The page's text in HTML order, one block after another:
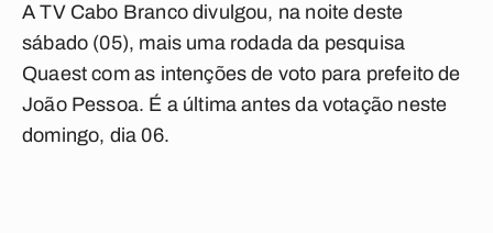
A TV Cabo Branco divulgou, na noite deste
sábado (05), mais uma rodada da pesquisa
Quaest com as intenções de voto para prefeito de
João Pessoa. É a última antes da votação neste
domingo, dia 06.